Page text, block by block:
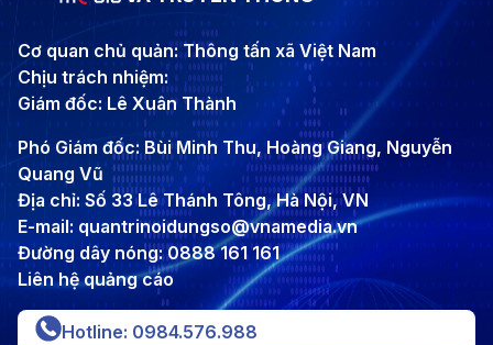
Cơ quan chủ quản: Thông tấn xã Việt Nam
Chịu trách nhiệm:
Giám đốc: Lê Xuân Thành
Phó Giám đốc: Bùi Minh Thu, Hoàng Giang, Nguyễn
Quang Vũ
Địa chỉ: Số 33 Lê Thánh Tông, Hà Nội, VN
E-mail: quantrinoidungso@vnamedia.vn
Đường dây nóng: 0888 161 161
Liên hệ quảng cáo
Hotline: 0984.576.988